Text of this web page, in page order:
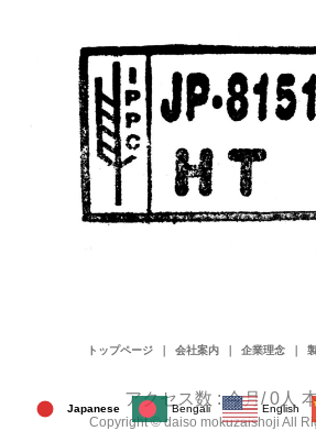
トップページ 会社案内 企業理念
アクセス数 : 今月/ 0人
Copyright © daiso mokuzaishoji All
Japanese Bengali English